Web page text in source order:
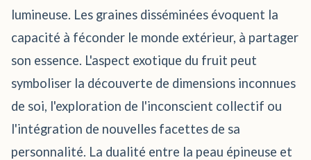
lumineuse. Les graines disséminées évoquent la
capacité à féconder le monde extérieur, à partager
son essence. L'aspect exotique du fruit peut
symboliser la découverte de dimensions inconnues
de soi, l'exploration de l'inconscient collectif ou
l'intégration de nouvelles facettes de sa
personnalité. La dualité entre la peau épineuse et